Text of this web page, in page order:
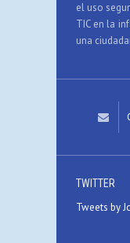
el uso
TIC en la
una
TWITTER
Tweets by